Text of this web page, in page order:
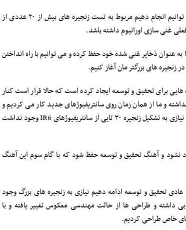
این منبع آگاه اظهار داشت: مهمترین اقدامی که پس از این گام می توانیم انجام دهیم مربوط به تست زنجیره های بیش از ۲۰ عددی از
عنوان ذخایر غنی شده خود حفظ کرده و می توانیم با راه انداختن
برای تحقیق و توسعه ایجاد کرده است که حالا قرار است کنار
و ما از همان زمان روی سانتریفیوژهای جدید کار می کردیم و
الان هم اگر بدعهدی صورت نمی گرفت و برجام به مشکل نمی خورد، نیازی به تشکیل زنجیره ۳۰ تایی از سانتریفیوژهای IR6 وجود نداشت
و آهنگ تحقیق و توسعه حفظ شود که با گام سوم این آهنگ
تحقیق و توسعه ادامه دهیم نیازی به زنجیره های بزرگ وجود
داشته و طراحی ها از حالت مهندسی معکوس تغییر یافته و با